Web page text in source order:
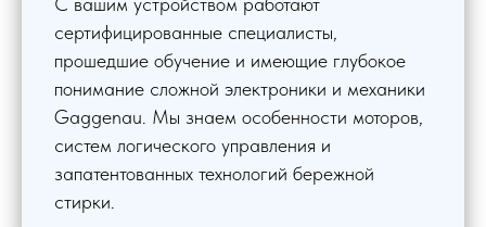
сертифицированные специалисты,
прошедшие обучение и имеющие глубокое
понимание сложной электроники и механики
Gaggenau. Мы знаем особенности моторов,
систем логического управления и
запатентованных технологий бережной
стирки.